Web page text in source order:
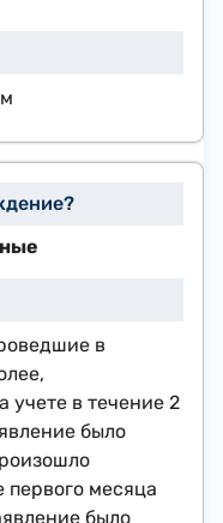
в
учете в течение 2
было
месяца
было